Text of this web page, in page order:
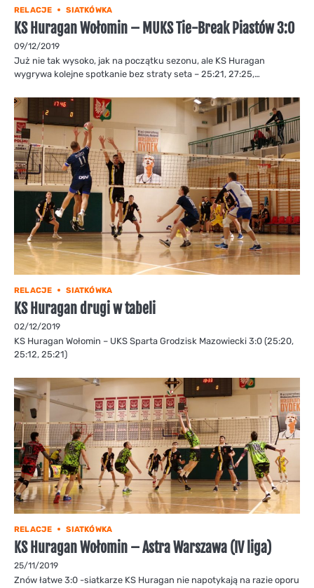
RELACJE SIATKÓWKA
KS Huragan Wołomin – MUKS Tie-Break Piastów 3:0
09/12/2019
Już nie tak wysoko, jak na początku sezonu, ale KS Huragan
wygrywa kolejne spotkanie bez straty seta – 25:21, 27:25,…
RELACJE SIATKÓWKA
KS Huragan drugi w tabeli
02/12/2019
KS Huragan Wołomin – UKS Sparta Grodzisk Mazowiecki 3:0 (25:20,
25:12, 25:21)
RELACJE SIATKÓWKA
KS Huragan Wołomin – Astra Warszawa (IV liga)
25/11/2019
Znów łatwe 3:0 -siatkarze KS Huragan nie napotykają na razie oporu